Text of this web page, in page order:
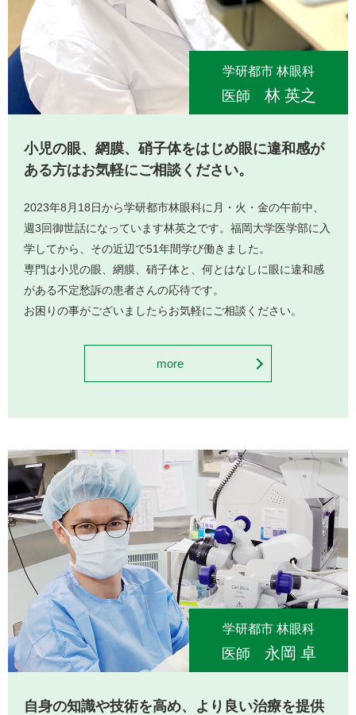
学研都市 林眼科
医師 林 英之
小児の眼、網膜、硝子体をはじめ眼に違和感が
ある方はお気軽にご相談ください。
2023年8月18日から学研都市林眼科に月・火・金の午前中、
週3回御世話になっています林英之です。福岡大学医学部に入
学してから、その近辺で51年間学び働きました。
専門は小児の眼、網膜、硝子体と、何とはなしに眼に違和感
がある不定愁訴の患者さんの応待です。
お困りの事がございましたらお気軽にご相談ください。
more
学研都市 林眼科
医師 永岡 卓
自身の知識や技術を高め、 より良い治療を提供